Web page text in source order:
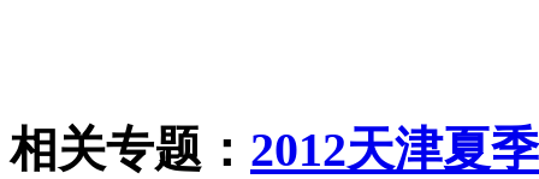
相关专题： 2012天津夏